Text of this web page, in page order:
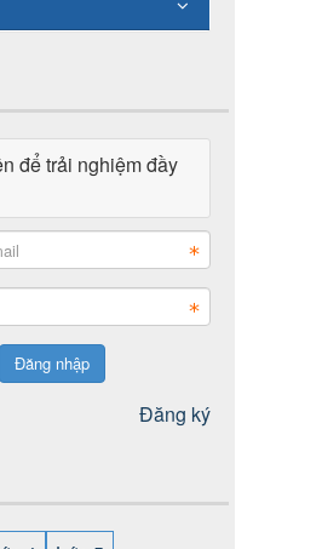
để trải nghiệm đầy
Đăng nhập
Đăng ký